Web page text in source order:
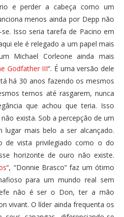
e perder a cabeça como um
menos ainda por Depp não
Isso seria tarefa de Pacino em
ele é relegado a um papel mais
Michael Corleone ainda mais
Godfather III“. É uma versão dele
há 30 anos fazendo os mesmos
ternos até rasgarem, nunca
que achou que teria. Isso
exista. Sob a percepção de um
lugar mais belo a ser alcançado.
de vista privilegiado como o do
horizonte de ouro não existe.
“, “Donnie Brasco” faz um ótimo
para um mundo real sem
não é ser o Don, ter a mão
vivant. O líder ainda frequenta os